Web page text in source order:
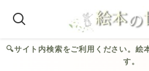
🔍︎サイト内検索をご利用ください。絵
す。